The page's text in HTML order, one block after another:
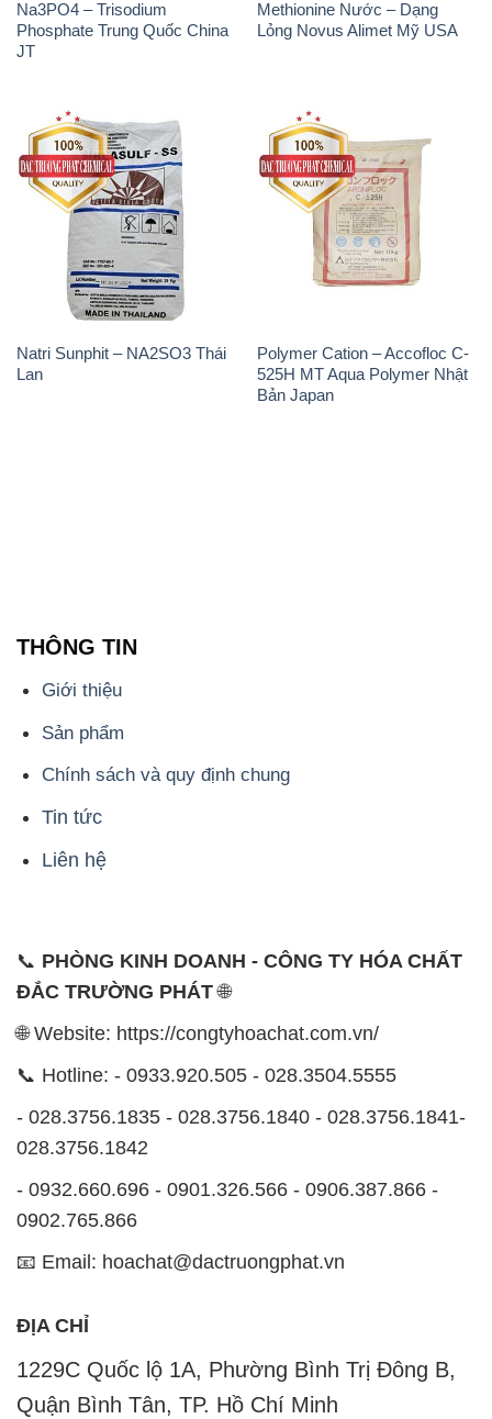
Na3PO4 – Trisodium
Phosphate Trung Quốc China
JT
Methionine Nước – Dạng
Lỏng Novus Alimet Mỹ USA
Natri Sunphit – NA2SO3 Thái
Lan
Polymer Cation – Accofloc C-
525H MT Aqua Polymer Nhật
Bản Japan
THÔNG TIN
Giới thiệu
Sản phẩm
Chính sách và quy định chung
Tin tức
Liên hệ
📞 PHÒNG KINH DOANH - CÔNG TY HÓA CHẤT
ĐẮC TRƯỜNG PHÁT🌐
🌐 Website: https://congtyhoachat.com.vn/
📞 Hotline: - 0933.920.505 - 028.3504.5555
- 028.3756.1835 - 028.3756.1840 - 028.3756.1841-
028.3756.1842
- 0932.660.696 - 0901.326.566 - 0906.387.866 -
0902.765.866
📧 Email: hoachat@dactruongphat.vn
ĐỊA CHỈ
1229C Quốc lộ 1A, Phường Bình Trị Đông B,
Quận Bình Tân, TP. Hồ Chí Minh